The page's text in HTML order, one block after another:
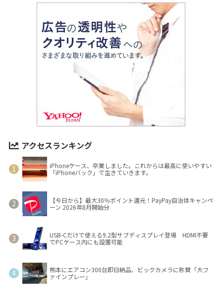
アクセスランキング
iPhoneケース、卒業しました。これからは最高に使いやすい
「iPhoneバック」で生きていきます。
【今日から】最大30％ポイント還元！PayPay自治体キャンペ
ーン 2026年8月開始分
USB-Cだけで使える9.2型サブディスプレイ登場 HDMI不要
でPCケース内にも設置可能
熊本にエアコン300台即日納品、ビックカメラに称賛「大フ
ァインプレー」